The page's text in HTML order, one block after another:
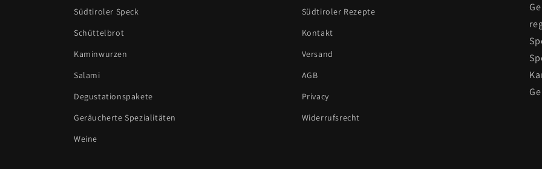
Südtiroler Speck
Schüttelbrot
Kaminwurzen
Salami
Degustationspakete
Geräucherte Spezialitäten
Weine
Südtiroler Rezepte
Kontakt
Versand
AGB
Privacy
Widerrufsrecht